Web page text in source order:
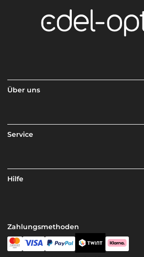
Über uns
Service
Hilfe
Zahlungsmethoden